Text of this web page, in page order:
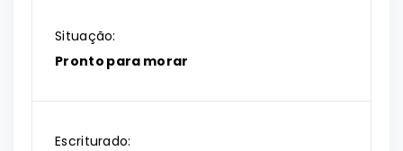
Situação:
Pronto para morar
Escriturado: